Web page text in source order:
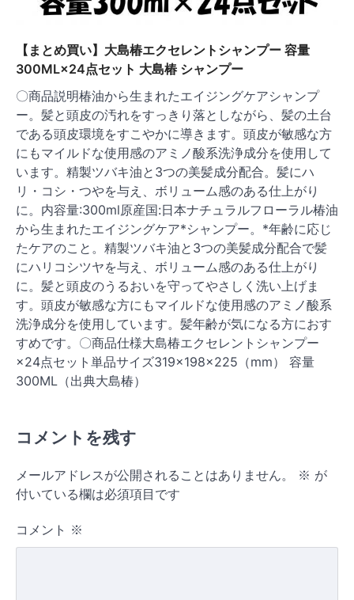
【まとめ買い】大島椿エクセレントシャンプー 容量
300ML×24点セット 大島椿 シャンプー
〇商品説明椿油から生まれたエイジングケアシャンプ
ー。髪と頭皮の汚れをすっきり落としながら、髪の土台
である頭皮環境をすこやかに導きます。頭皮が敏感な方
にもマイルドな使用感のアミノ酸系洗浄成分を使用して
います。精製ツバキ油と3つの美髪成分配合。髪にハ
リ・コシ・つやを与え、ボリューム感のある仕上がり
に。内容量:300ml原産国:日本ナチュラルフローラル椿油
から生まれたエイジングケア*シャンプー。*年齢に応じ
たケアのこと。精製ツバキ油と3つの美髪成分配合で髪
にハリコシツヤを与え、ボリューム感のある仕上がり
に。髪と頭皮のうるおいを守ってやさしく洗い上げま
す。頭皮が敏感な方にもマイルドな使用感のアミノ酸系
洗浄成分を使用しています。髪年齢が気になる方におす
すめです。〇商品仕様大島椿エクセレントシャンプー
×24点セット単品サイズ319×198×225（mm） 容量
300ML（出典大島椿）
コメントを残す
メールアドレスが公開されることはありません。 ※ が
付いている欄は必須項目です
コメント ※